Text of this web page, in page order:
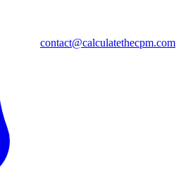
contact@calculatethecpm.com